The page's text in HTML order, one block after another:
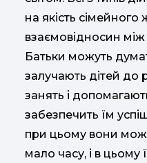
на якість сімейного
взаємовідносин між
Батьки можуть
залучають дітей до
занять і
забезпечить їм
при цьому вони
мало часу, і в цьому